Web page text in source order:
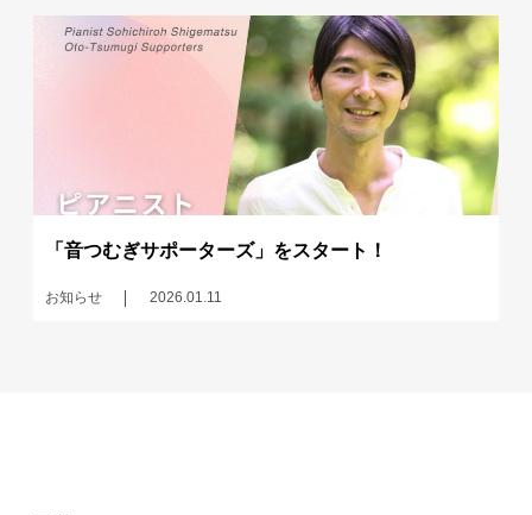
「音つむぎサポーターズ」をスタート！
お知らせ 2026.01.11